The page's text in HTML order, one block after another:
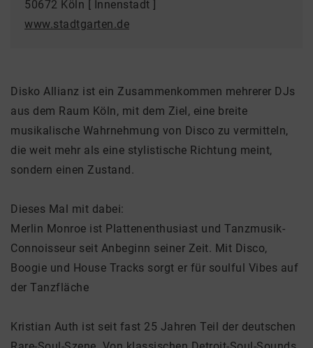
50672 Köln [ Innenstadt ]
www.stadtgarten.de
Disko Allianz ist ein Zusammenkommen mehrerer DJs
aus dem Raum Köln, mit dem Ziel, eine breite
musikalische Wahrnehmung von Disco zu vermitteln,
die weit mehr als eine stylistische Richtung meint,
sondern einen Zustand.
Dieses Mal mit dabei:
Merlin Monroe ist Plattenenthusiast und Tanzmusik-
Connoisseur seit Anbeginn seiner Zeit. Mit Disco,
Boogie und House Tracks sorgt er für soulful Vibes auf
der Tanzfläche
Kristian Auth ist seit fast 25 Jahren Teil der deutschen